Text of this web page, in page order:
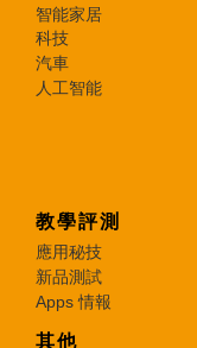
智能家居
科技
汽車
人工智能
教學評測
應用秘技
新品測試
Apps 情報
其他